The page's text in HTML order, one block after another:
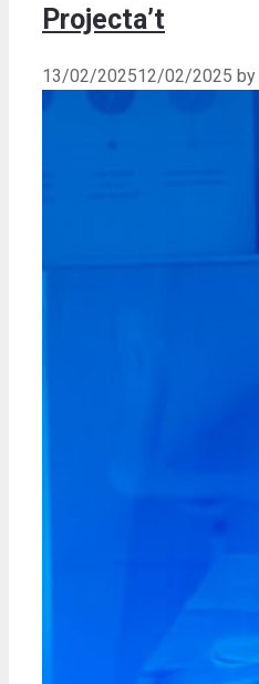
Projecta’t
13/02/202512/02/2025 by